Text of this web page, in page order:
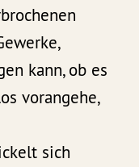
kann, ob es
vorangehe,
sich